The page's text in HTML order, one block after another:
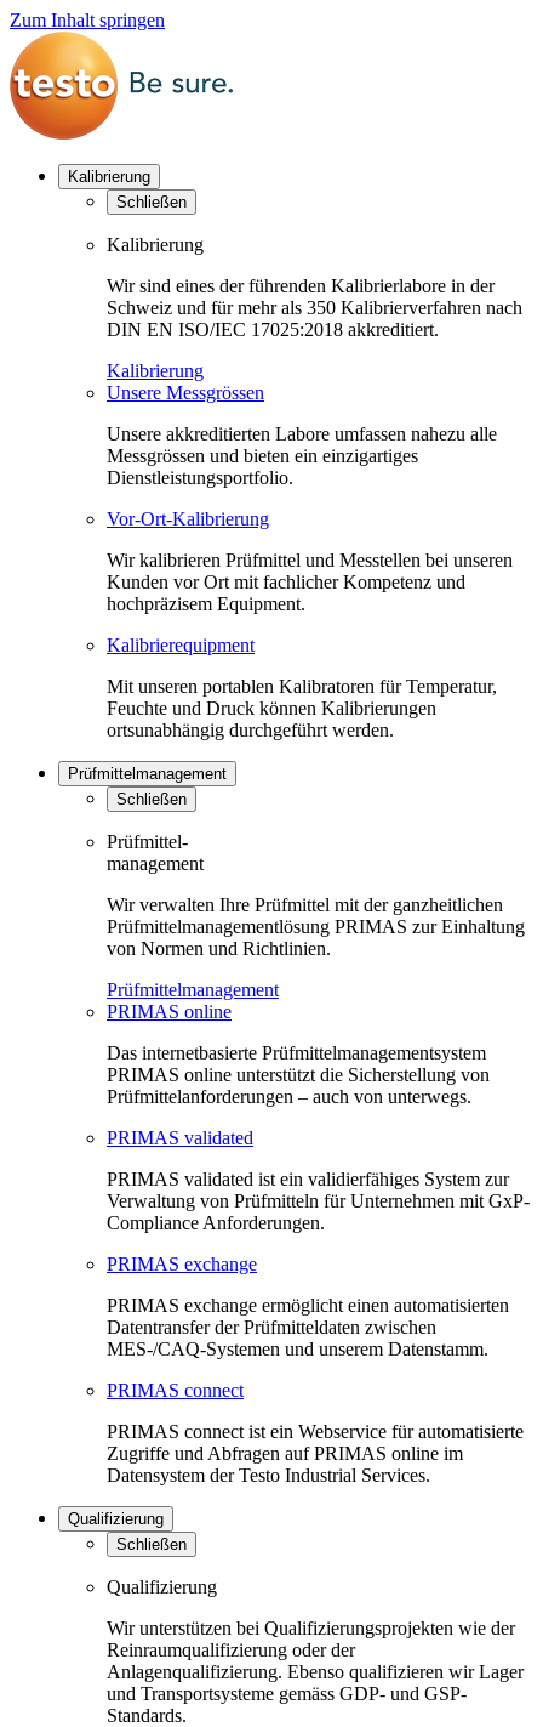
Zum Inhalt springen
Kalibrierung
Schließen
Kalibrierung
Wir sind eines der führenden Kalibrierlabore in der
Schweiz und für mehr als 350 Kalibrierverfahren nach
DIN EN ISO/IEC 17025:2018 akkreditiert.
Kalibrierung
Unsere Messgrössen
Unsere akkreditierten Labore umfassen nahezu alle
Messgrössen und bieten ein einzigartiges
Dienstleistungsportfolio.
Vor-Ort-Kalibrierung
Wir kalibrieren Prüfmittel und Messtellen bei unseren
Kunden vor Ort mit fachlicher Kompetenz und
hochpräzisem Equipment.
Kalibrierequipment
Mit unseren portablen Kalibratoren für Temperatur,
Feuchte und Druck können Kalibrierungen
ortsunabhängig durchgeführt werden.
Prüfmittelmanagement
Schließen
Prüfmittel-
management
Wir verwalten Ihre Prüfmittel mit der ganzheitlichen
Prüfmittelmanagementlösung PRIMAS zur Einhaltung
von Normen und Richtlinien.
Prüfmittelmanagement
PRIMAS online
Das internetbasierte Prüfmittelmanagementsystem
PRIMAS online unterstützt die Sicherstellung von
Prüfmittelanforderungen – auch von unterwegs.
PRIMAS validated
PRIMAS validated ist ein validierfähiges System zur
Verwaltung von Prüfmitteln für Unternehmen mit GxP-
Compliance Anforderungen.
PRIMAS exchange
PRIMAS exchange ermöglicht einen automatisierten
Datentransfer der Prüfmitteldaten zwischen
MES-/CAQ-Systemen und unserem Datenstamm.
PRIMAS connect
PRIMAS connect ist ein Webservice für automatisierte
Zugriffe und Abfragen auf PRIMAS online im
Datensystem der Testo Industrial Services.
Qualifizierung
Schließen
Qualifizierung
Wir unterstützen bei Qualifizierungsprojekten wie der
Reinraumqualifizierung oder der
Anlagenqualifizierung. Ebenso qualifizieren wir Lager
und Transportsysteme gemäss GDP- und GSP-
Standards.